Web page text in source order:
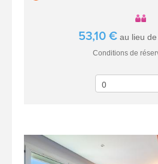
53,10 €au lieu
Conditions de